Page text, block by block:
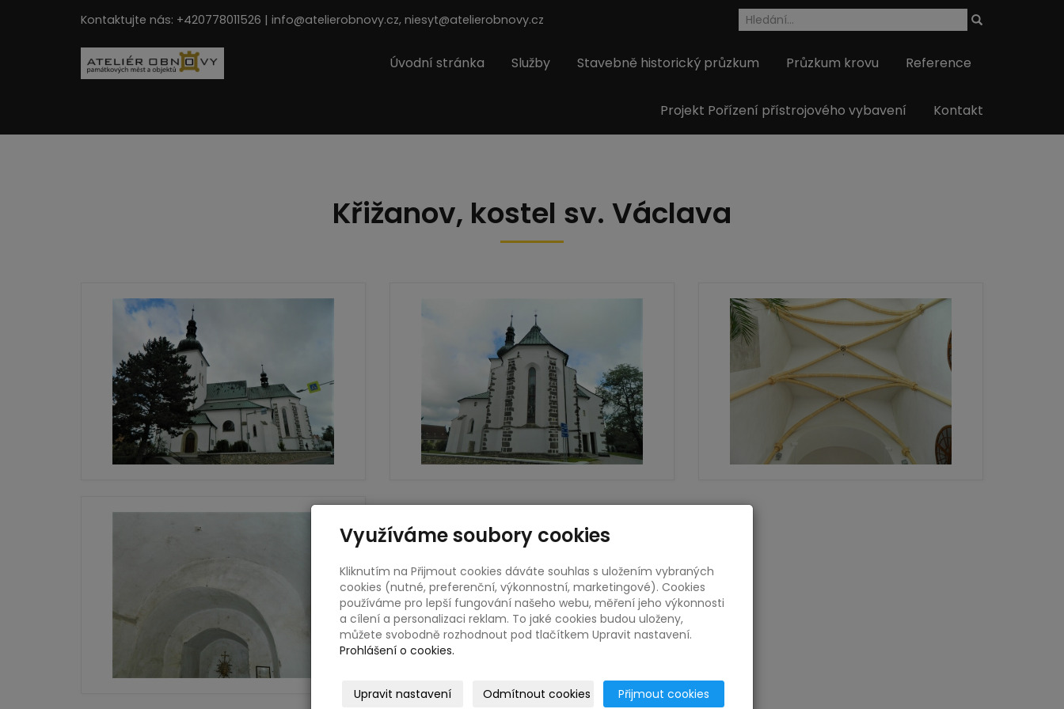
Kontaktujte nás: +420778011526 | info@atelierobnovy.cz, niesyt@atelierobnovy.cz
Úvodní stránka Služby Stavebně historický průzkum Průzkum krovu Reference
Projekt Pořízení přístrojového vybavení Kontakt
Křižanov, kostel sv. Václava
Využíváme soubory cookies
Kliknutím na Přijmout cookies dáváte souhlas s uložením vybraných
cookies (nutné, preferenční, výkonnostní, marketingové). Cookies
používáme pro lepší fungování našeho webu, měření jeho výkonnosti
a cílení a personalizaci reklam. To jaké cookies budou uloženy,
můžete svobodně rozhodnout pod tlačítkem Upravit nastavení.
Prohlášení o cookies.
Upravit nastavení Odmítnout cookies Přijmout cookies